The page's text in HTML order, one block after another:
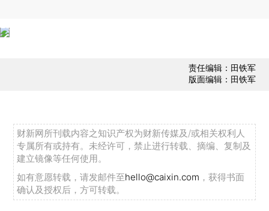
责任编辑：田铁军
版面编辑：田铁军
财新网所刊载内容之知识产权为财新传媒及/或相关权利人
专属所有或持有。未经许可，禁止进行转载、摘编、复制及
建立镜像等任何使用。
如有意愿转载，请发邮件至hello@caixin.com ，获得书面
确认及授权后，方可转载。